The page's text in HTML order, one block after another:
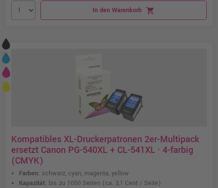
In den Warenkorb shopping_cart
Kompatibles XL-Druckerpatronen 2er-Multipack
ersetzt Canon PG-540XL + CL-541XL · 4-farbig
(CMYK)
Farben: schwarz, cyan, magenta, yellow
Kapazität: bis zu 1050 Seiten (ca. 3,1 Cent / Seite)